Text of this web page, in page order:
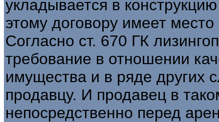
укладывается в
этому договору имеет
Согласно ст. 670 ГК
требование в отношении
имущества и в ряде других
продавцу. И продавец в
непосредственно перед